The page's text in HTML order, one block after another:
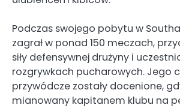
Podczas swojego pobytu w
zagrał w ponad 150 meczach,
siły defensywnej drużyny i
rozgrywkach pucharowych. Jego
przywódcze zostały docenione,
mianowany kapitanem klubu na